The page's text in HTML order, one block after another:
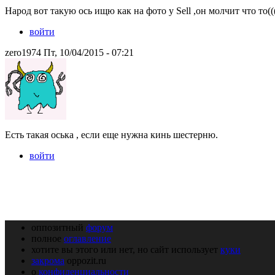
Народ вот такую ось ищю как на фото у Sell ,он молчит что
войти
zero1974 Пт, 10/04/2015 - 07:21
Есть такая оська , если еще нужна кинь шестерню.
войти
оппозитный форум
полное оглавление
хотите вы этого или нет, но сайт использует куки
закрома oppozit.ru
о конфиденциальности